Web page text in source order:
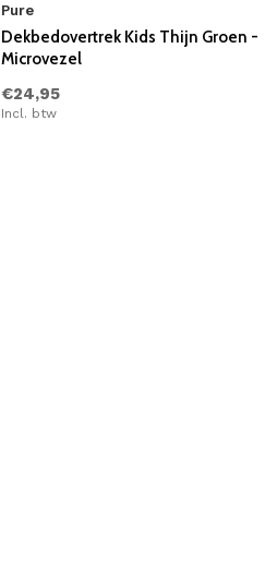
Pure
Dekbedovertrek Kids Thijn Groen -
Microvezel
€24,95
Incl. btw